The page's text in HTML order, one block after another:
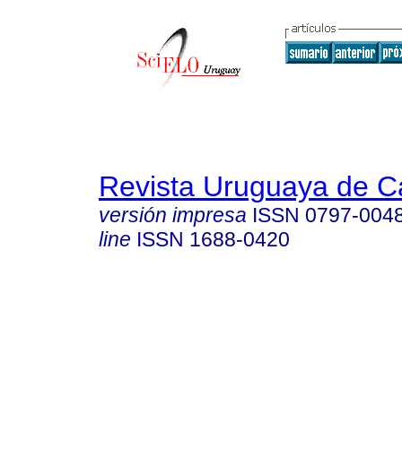
Revista Uruguaya de
versión impresa ISSN 0797-
line ISSN 1688-0420